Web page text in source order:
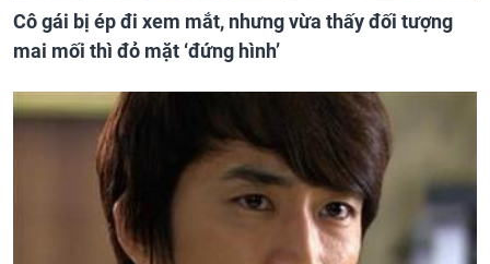
Cô gái bị ép đi xem mắt, nhưng vừa thấy đối tượng
mai mối thì đỏ mặt ‘đứng hình’